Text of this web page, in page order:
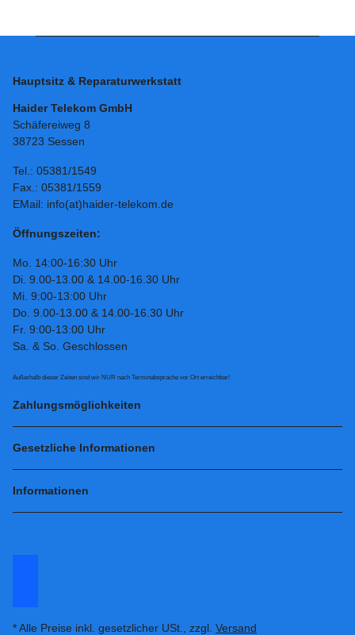
Hauptsitz & Reparaturwerkstatt
Haider Telekom GmbH
Schäfereiweg 8
38723 Sessen
Tel.: 05381/1549
Fax.: 05381/1559
EMail: info(at)haider-telekom.de
Öffnungszeiten:
Mo. 14:00-16:30 Uhr
Di. 9.00-13.00 & 14.00-16.30 Uhr
Mi. 9:00-13:00 Uhr
Do. 9.00-13.00 & 14.00-16.30 Uhr
Fr. 9:00-13:00 Uhr
Sa. & So. Geschlossen
Außerhalb dieser Zeiten sind wir NUR nach Terminabsprache vor Ort erreichbar!
Zahlungsmöglichkeiten
Gesetzliche Informationen
Informationen
* Alle Preise inkl. gesetzlicher USt., zzgl. Versand